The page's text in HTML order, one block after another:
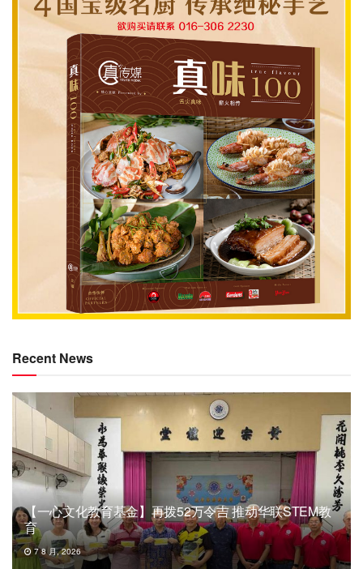
Recent News
【一心文化教育基金】再拨52万令吉 推动华联STEM教
育
7 8 月, 2026